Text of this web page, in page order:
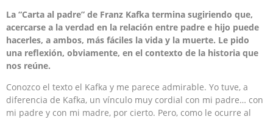
La “Carta al padre” de Franz Kafka termina sugiriendo que,
acercarse a la verdad en la relación entre padre e hijo puede
hacerles, a ambos, más fáciles la vida y la muerte. Le pido
una reflexión, obviamente, en el contexto de la historia que
nos reúne.
Conozco el texto el Kafka y me parece admirable. Yo tuve, a
diferencia de Kafka, un vínculo muy cordial con mi padre… con
mi padre y con mi madre, por cierto. Pero, como le ocurre al